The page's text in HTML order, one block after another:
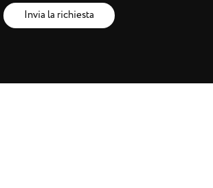
Invia la richiesta